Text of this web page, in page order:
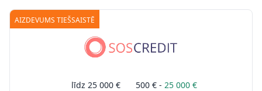
AIZDEVUMS TIEŠSAISTĒ
līdz 25 000 €
500 € - 25 000 €